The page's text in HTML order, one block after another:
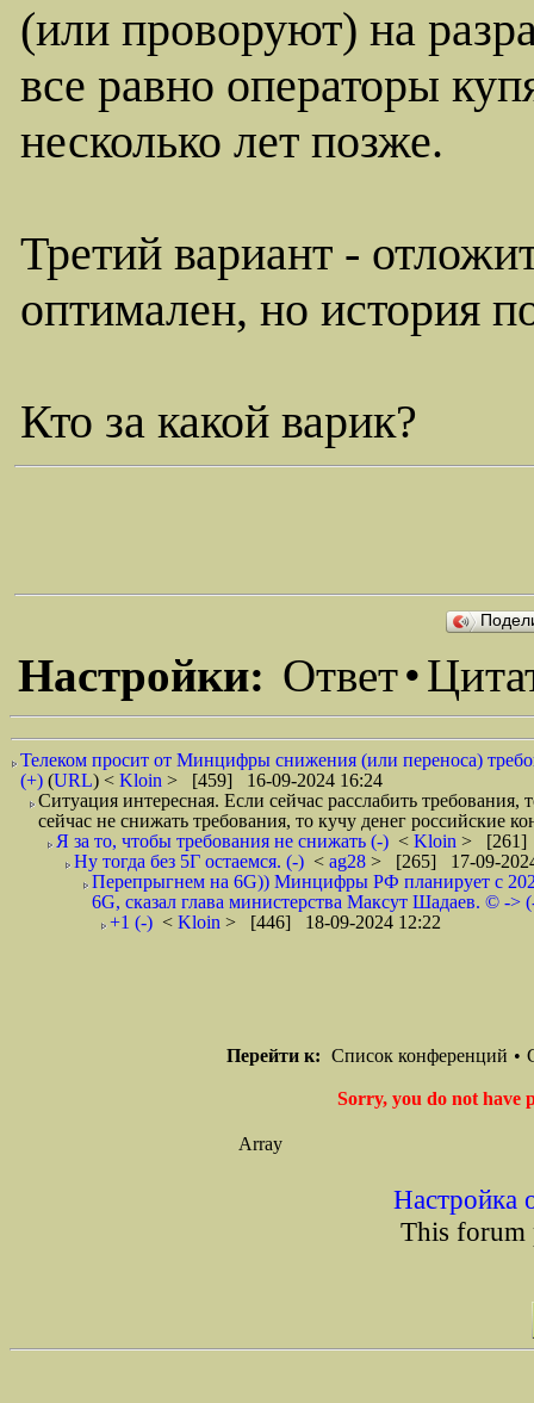
(или проворуют) на
все равно операторы
несколько лет позже.
Третий вариант -
оптимален, но история
Кто за какой варик?
Настройки: Ответ•
Телеком просит от Минцифры снижения (или переноса)
(+) (URL) < Kloin > [459] 16-09-2024 16:24
Ситуация интересная. Если сейчас расслабить
сейчас не снижать требования, то кучу денег российские
Я за то, чтобы требования не снижать (-) < Kloin > [261]
Ну тогда без 5Г остаемся. (-) < ag28 > [265] 17-09-
Перепрыгнем на 6G)) Минцифры РФ планирует с 2025
6G, сказал глава министерства Максут Шадаев. © ->
+1 (-) < Kloin > [446] 18-09-2024 12:22
Перейти к: Список конференций •
Sorry, you do not have
Array
Настройка
This